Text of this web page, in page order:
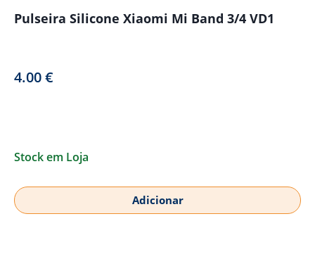
Pulseira Silicone Xiaomi Mi Band 3/4 VD1
4.00€
Stock em Loja
Adicionar